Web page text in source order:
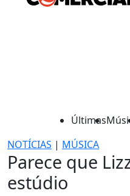
Últimas
NOTÍCIAS | MÚSICA
Parece que
estúdio